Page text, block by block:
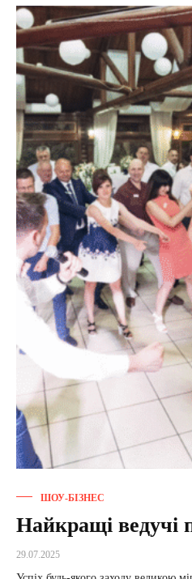
ШОУ-БІЗНЕС
Найкращі ведучі
29.07.2025